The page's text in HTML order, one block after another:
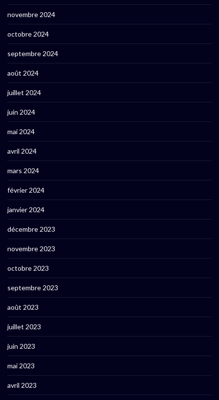
novembre 2024
octobre 2024
septembre 2024
août 2024
juillet 2024
juin 2024
mai 2024
avril 2024
mars 2024
février 2024
janvier 2024
décembre 2023
novembre 2023
octobre 2023
septembre 2023
août 2023
juillet 2023
juin 2023
mai 2023
avril 2023